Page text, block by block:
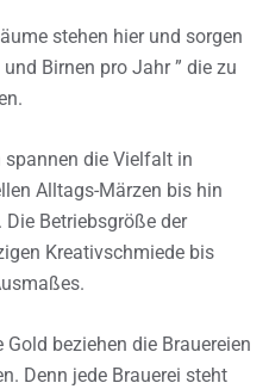
stehen hier und sorgen
Birnen pro Jahr ” die zu
spannen die Vielfalt in
Alltags-Märzen bis hin
Betriebsgröße der
Kreativschmiede bis
beziehen die Brauereien
Denn jede Brauerei steht